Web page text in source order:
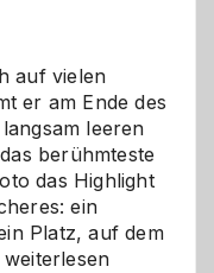
auf vielen
er am Ende des
leeren
berühmteste
das Highlight
ein
Platz, auf dem
Als
weiterlesen